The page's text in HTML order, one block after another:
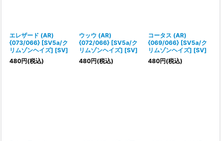
エレザード (AR)
{073/066} [SV5a/ク
リムゾンヘイズ] [SV]
480円(税込)
ウッウ (AR)
{072/066} [SV5a/ク
リムゾンヘイズ] [SV]
480円(税込)
コータス (AR)
{069/066} [SV5a/ク
リムゾンヘイズ] [SV]
480円(税込)